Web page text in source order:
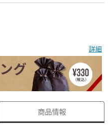
詳細
商品情報